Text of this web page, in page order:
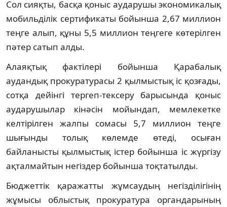
Сол сияқты, басқа қоныс аударушы экономикалық
мобильділік сертификаты бойынша 2,67 миллион
теңге алып, құны 5,5 миллион теңгеге көтерілген
пәтер сатып алды.
Алаяқтық фактілері бойынша Қарабалық
аудандық прокуратурасы 2 қылмыстық іс қозғады,
сотқа дейінгі тергеп-тексеру барысында қоныс
аударушылар кінәсін мойындап, мемлекетке
келтірілген жалпы сомасы 5,7 миллион теңге
шығынды толық көлемде өтеді, осыған
байланысты қылмыстық істер бойынша іс жүргізу
ақталмайтын негіздер бойынша тоқтатылды.
Бюджеттік қаражатты жұмсаудың негізділігінің
жұмысы облыстық прокуратура органдарының